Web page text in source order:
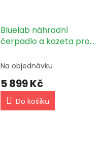
Bluelab náhradní
čerpadlo a kazeta pro
M3/M4
Na objednávku
5 899 Kč
Do košíku